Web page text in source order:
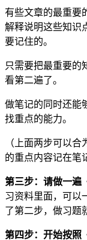
有些文章的最重要
解释说明这些知识
要记住的。
只需要把最重要的
看第二遍了。
做笔记的同时还能
找重点的能力。
（上面两步可以
的重点内容记在笔
第三步：请做一遍
习资料里面，可以
了第二步， 做习题
第四步：开始按照